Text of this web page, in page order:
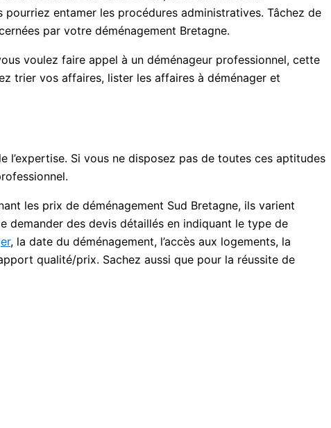
entamer les procédures administratives. Tâchez de
par votre déménagement Bretagne.
voulez faire appel à un déménageur professionnel, cette
trier vos affaires, lister les affaires à déménager et
Si vous ne disposez pas de toutes ces aptitudes
les prix de déménagement Sud Bretagne, ils varient
demander des devis détaillés en indiquant le type de
, la date du déménagement, l’accès aux logements, la
qualité/prix. Sachez aussi que pour la réussite de